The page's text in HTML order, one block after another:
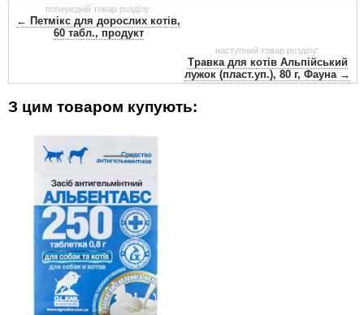
Інструкція-вкладиш:
попередній товар розділу:
← Петмікс для дорослих котів,
60 табл., продукт
наступний товар розділу:
Травка для котів Альпійський
лужок (пласт.уп.), 80 г, Фауна →
З цим товаром купують: